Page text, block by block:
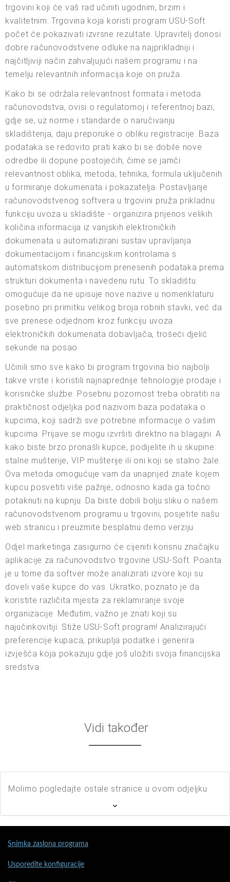
trgovini koji će vaš rad učiniti ugodnim, brzim i
kvalitetnim. Trgovina koja koristi program USU-Soft
počet će pokazivati izvrsne rezultate. Upravitelj donosi
dobre računovodstvene odluke na najprikladniji i
najčitljiviji način zahvaljujući našem programu i na
temelju relevantnih informacija koje on pruža.
Kako bi se održala relevantnost formata i metoda
računovodstva, ovisi o regulatornoj i referentnoj bazi,
gdje se, uz norme i standarde o naručivanju
skladištenja, daju preporuke o obliku registracije. Baza
podataka se redovito prati kako bi se dobile nove
odredbe ili dopune postojećih, čime se jamči
relevantnost oblika, metoda, tehnika, formula uključenih
u formiranje dokumenata i pokazatelja. Postavljanje
računovodstvenog softvera u trgovini pruža prikladnu
funkciju uvoza u skladište - organizira prijenos velikih
količina informacija iz vanjskih elektroničkih
dokumenata u automatizirani sustav upravljanja
dokumentacijom i financijskim kontrolama s
automatskom distribucijom prenesenih podataka prema
strukturi dokumenta i navedenu rutu. To skladištu
omogućuje da ne upisuje nove nazive u nomenklaturu
posebno pri primitku velikog broja robnih stavki, već da
sve prenese odjednom kroz funkciju uvoza
elektroničkih dokumenata dobavljača, trošeći djelić
sekunde na posao.
Učinili smo sve kako bi program trgovina bio najbolji
takve vrste i koristili najnaprednije tehnologije prodaje i
korisničke službe. Posebnu pozornost treba obratiti na
praktičnost odjeljka pod nazivom baza podataka o
kupcima, koji sadrži sve potrebne informacije o vašim
kupcima. Prijave se mogu izvršiti direktno na blagajni. A
kako biste brzo pronašli kupce, podijelite ih u skupine:
stalne mušterije, VIP mušterije ili oni koji se stalno žale.
Ova metoda omogućuje vam da unaprijed znate kojem
kupcu posvetiti više pažnje, odnosno kada ga točno
potaknuti na kupnju. Da biste dobili bolju sliku o našem
računovodstvenom programu u trgovini, posjetite našu
web stranicu i preuzmite besplatnu demo verziju.
Odjel marketinga zasigurno će cijeniti korisnu značajku
aplikacije za računovodstvo trgovine USU-Soft. Poanta
je u tome da softver može analizirati izvore koji su
doveli vaše kupce do vas. Ukratko, poznato je da
koristite različita mjesta za reklamiranje svoje
organizacije. Međutim, važno je znati koji su
najučinkovitiji. Stiže USU-Soft program! Analizirajući
preferencije kupaca, prikuplja podatke i generira
izvješća koja pokazuju gdje još uložiti svoja financijska
sredstva.
Vidi također
Molimo pogledajte ostale stranice u ovom odjeljku
Snimka zaslona programa
Usporedite konfiguracije